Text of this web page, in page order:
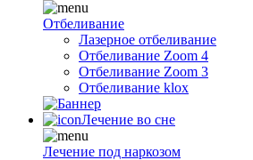
Отбеливание
Лазерное отбеливание
Отбеливание Zoom 4
Отбеливание Zoom 3
Отбеливание klox
Лечение во сне
Лечение под наркозом